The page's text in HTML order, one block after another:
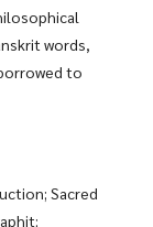
words,
to
Sacred